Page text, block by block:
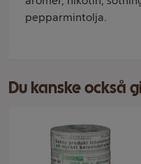
pepparmintolja.
Du kanske också